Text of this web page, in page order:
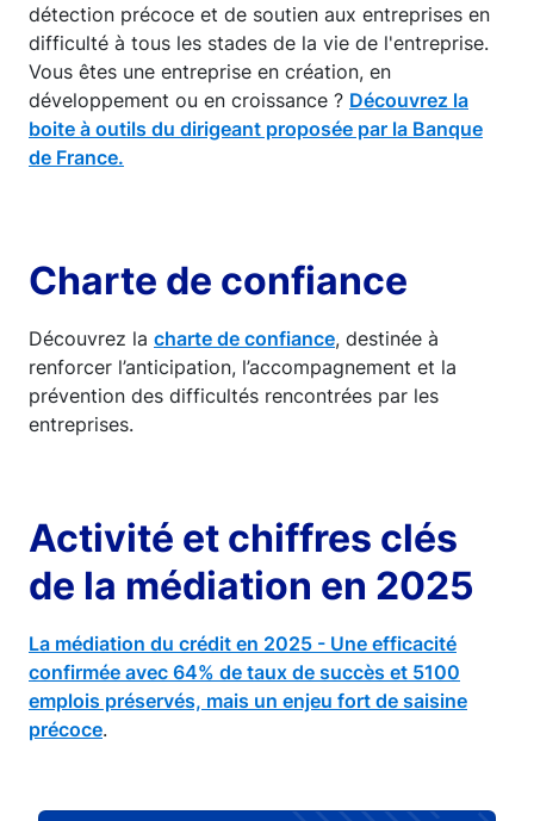
détection précoce et de soutien aux entreprises en
difficulté à tous les stades de la vie de l'entreprise.
Vous êtes une entreprise en création, en
développement ou en croissance ? Découvrez la
boite à outils du dirigeant proposée par la Banque
de France.
Charte de confiance
Découvrez la charte de confiance, destinée à
renforcer l’anticipation, l’accompagnement et la
prévention des difficultés rencontrées par les
entreprises.
Activité et chiffres clés
de la médiation en 2025
La médiation du crédit en 2025 - Une efficacité
confirmée avec 64% de taux de succès et 5100
emplois préservés, mais un enjeu fort de saisine
précoce.